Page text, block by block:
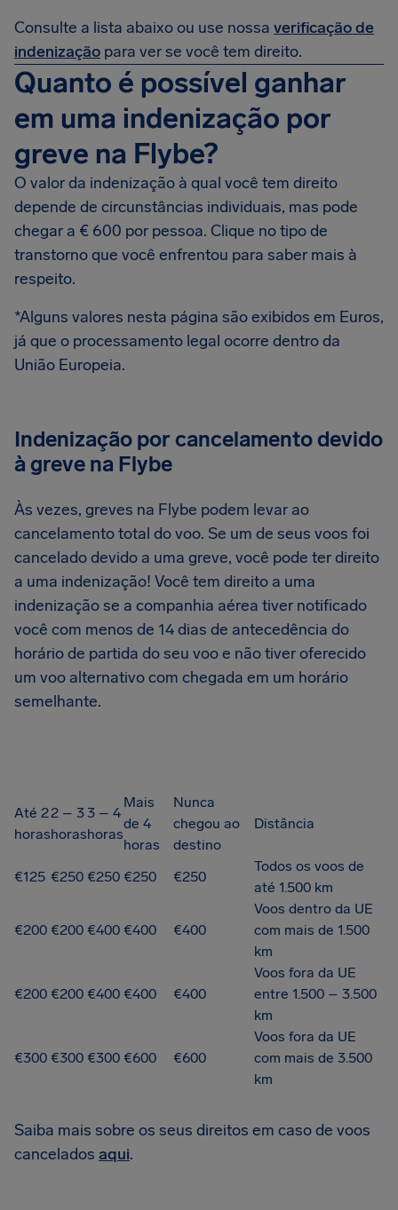
Consulte a lista abaixo ou use nossa verificação de
indenização para ver se você tem direito.
Quanto é possível ganhar
em uma indenização por
greve na Flybe?
O valor da indenização à qual você tem direito
depende de circunstâncias individuais, mas pode
chegar a € 600 por pessoa. Clique no tipo de
transtorno que você enfrentou para saber mais à
respeito.
*Alguns valores nesta página são exibidos em Euros,
já que o processamento legal ocorre dentro da
União Europeia.
Indenização por cancelamento devido
à greve na Flybe
Às vezes, greves na Flybe podem levar ao
cancelamento total do voo. Se um de seus voos foi
cancelado devido a uma greve, você pode ter direito
a uma indenização! Você tem direito a uma
indenização se a companhia aérea tiver notificado
você com menos de 14 dias de antecedência do
horário de partida do seu voo e não tiver oferecido
um voo alternativo com chegada em um horário
semelhante.
Até 2
horas
2 – 3
horas
3 – 4
horas
Mais
de 4
horas
Nunca
chegou ao
destino
Distância
€125 €250 €250 €250 €250
Todos os voos de
até 1.500 km
€200 €200 €400 €400 €400
Voos dentro da UE
com mais de 1.500
km
€200 €200 €400 €400 €400
Voos fora da UE
entre 1.500 – 3.500
km
€300 €300 €300 €600 €600
Voos fora da UE
com mais de 3.500
km
Saiba mais sobre os seus direitos em caso de voos
cancelados aqui.